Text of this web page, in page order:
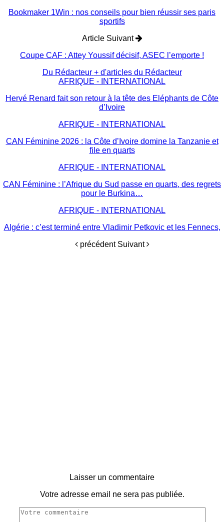
Bookmaker 1Win : nos conseils pour bien réussir ses paris
sportifs
Article Suivant
Coupe CAF : Attey Youssif décisif, ASEC l’emporte !
Du Rédacteur + d'articles du Rédacteur
AFRIQUE - INTERNATIONAL
Hervé Renard fait son retour à la tête des Eléphants de Côte
d’Ivoire
AFRIQUE - INTERNATIONAL
CAN Féminine 2026 : la Côte d’Ivoire domine la Tanzanie et
file en quarts
AFRIQUE - INTERNATIONAL
CAN Féminine : l’Afrique du Sud passe en quarts, des regrets
pour le Burkina…
AFRIQUE - INTERNATIONAL
Algérie : c’est terminé entre Vladimir Petkovic et les Fennecs,
précédent Suivant
Laisser un commentaire
Votre adresse email ne sera pas publiée.